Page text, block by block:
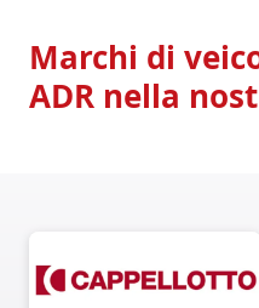
Marchi di
ADR nella